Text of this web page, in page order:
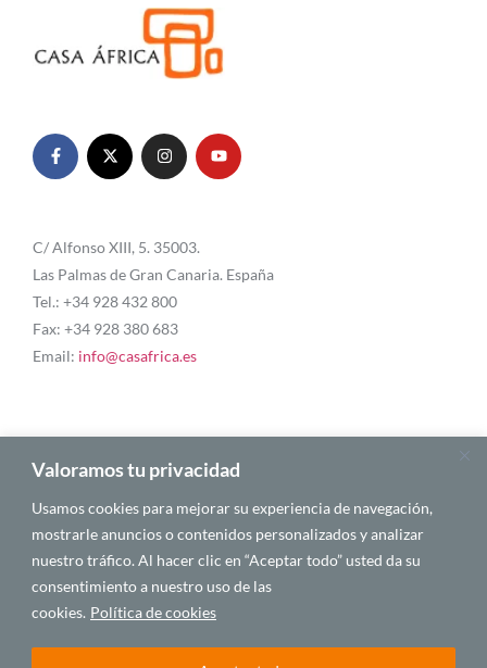
Valoramos tu privacidad
Usamos cookies para mejorar su experiencia de navegación,
mostrarle anuncios o contenidos personalizados y analizar
nuestro tráfico. Al hacer clic en “Aceptar todo” usted da su
consentimiento a nuestro uso de las
cookies. Política de cookies
C/ Alfonso XIII, 5. 35003.
Las Palmas de Gran Canaria. España
Tel.: +34 928 432 800
Fax: +34 928 380 683
Email: info@casafrica.es
Blog
About Us
Personalities
English